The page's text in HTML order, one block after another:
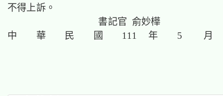
不得上訴。
書記官 俞妙樺
中 華 民 國 111 年 5 月